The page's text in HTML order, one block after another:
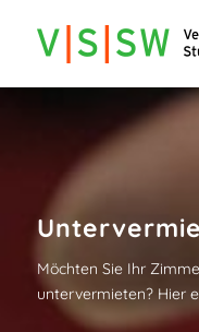
Möchten Sie Ihr
untervermieten? Hier